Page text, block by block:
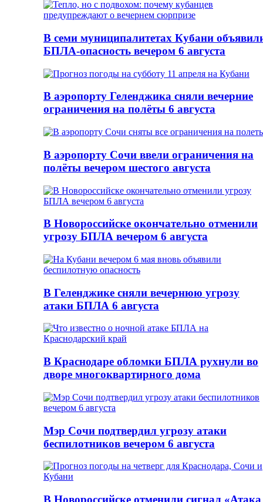
В семи муниципалитетах Кубани
БПЛА-опасность вечером 6 августа
В аэропорту Геленджика сняли вечерние
ограничения на полёты 6 августа
В аэропорту Сочи ввели ограничения на
полёты вечером шестого августа
В Новороссийске окончательно отменили
угрозу БПЛА вечером 6 августа
В Геленджике сняли вечернюю угрозу
атаки БПЛА 6 августа
В Краснодаре обломки БПЛА рухнули во
дворе многоквартирного дома
Мэр Сочи подтвердил угрозу атаки
беспилотников вечером 6 августа
В Новороссийске отменили сигнал «Атака